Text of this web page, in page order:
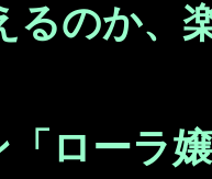
るのか、
「ローラ